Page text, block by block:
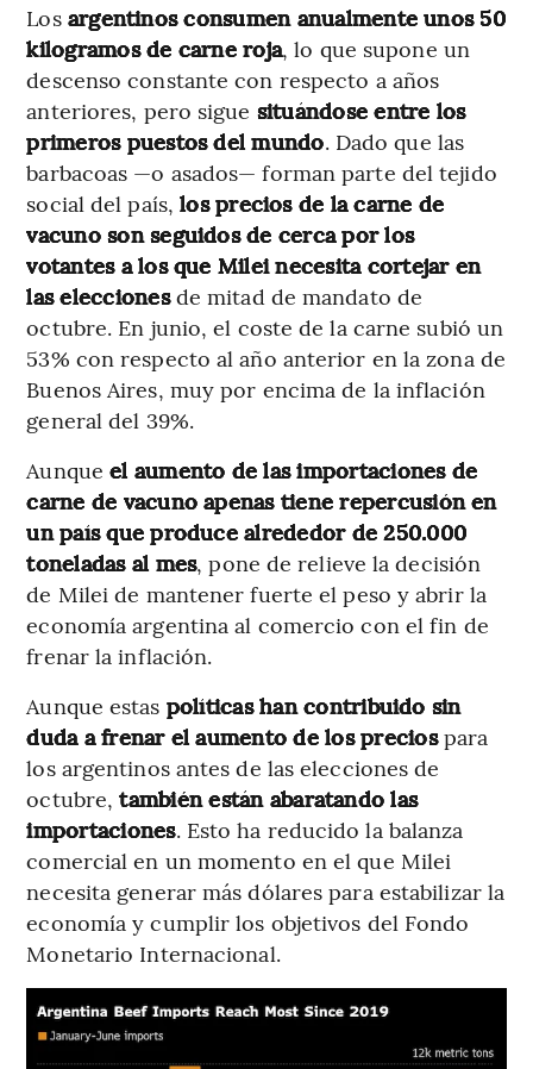
Los argentinos consumen anualmente unos 50
kilogramos de carne roja, lo que supone un
descenso constante con respecto a años
anteriores, pero sigue situándose entre los
primeros puestos del mundo. Dado que las
barbacoas —o asados— forman parte del tejido
social del país,los precios de la carne de
vacuno son seguidos de cerca por los
votantes a los que Milei necesita cortejar en
las eleccionesde mitad de mandato de
octubre. En junio, el coste de la carne subió un
53% con respecto al año anterior en la zona de
Buenos Aires, muy por encima de la inflación
general del 39%.
Aunqueel aumento de las importaciones de
carne de vacuno apenas tiene repercusión en
un país que produce alrededor de 250.000
toneladas al mes, pone de relieve la decisión
de Milei de mantener fuerte el peso y abrir la
economía argentina al comercio con el fin de
frenar la inflación.
Aunque estas políticas han contribuido sin
duda a frenar el aumento de los preciospara
los argentinos antes de las elecciones de
octubre, también están abaratando las
importaciones. Esto ha reducido la balanza
comercial en un momento en el que Milei
necesita generar más dólares para estabilizar la
economía y cumplir los objetivos del Fondo
Monetario Internacional.